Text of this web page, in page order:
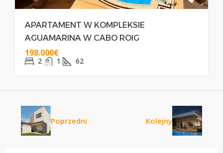
APARTAMENT W KOMPLEKSIE
AGUAMARINA W CABO ROIG
198.000€
2 1 62
Poprzedni Kolejny